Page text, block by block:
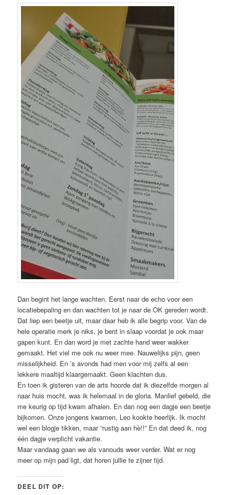
Dan begint het lange wachten. Eerst naar de echo voor een
locatiebepaling en dan wachten tot je naar de OK gereden wordt.
Dat liep een beetje uit, maar daar heb ik alle begrip voor. Van de
hele operatie merk je niks, je bent in slaap voordat je ook maar
gapen kunt. En dan word je met zachte hand weer wakker
gemaakt. Het viel me ook nu weer mee. Nauwelijks pijn, geen
misselijkheid. En ’s avonds had men voor mij zelfs al een
lekkere maaltijd klaargemaakt. Geen klachten dus.
En toen ik gisteren van de arts hoorde dat ik diezelfde morgen al
naar huis mocht, was ik helemaal in de gloria. Manlief gebeld, die
me keurig op tijd kwam afhalen. En dan nog een dagje een beetje
bijkomen. Onze jongens kwamen, Leo kookte heerlijk. Ik mocht
wel een blogje tikken, maar “rustig aan hè!!” En dat deed ik, nog
één dagje verplicht vakantie.
Maar vandaag gaan we als vanouds weer verder. Wat er nog
meer op mijn pad ligt, dat horen jullie te zijner tijd.
DEEL DIT OP: